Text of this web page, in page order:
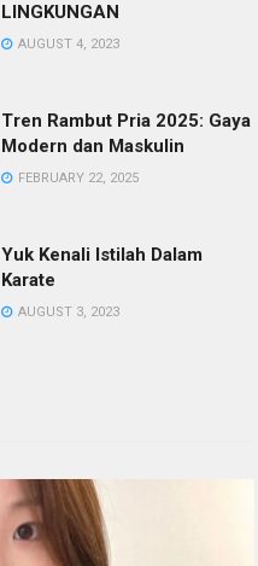
LINGKUNGAN
AUGUST 4, 2023
Tren Rambut Pria 2025: Gaya
Modern dan Maskulin
FEBRUARY 22, 2025
Yuk Kenali Istilah Dalam
Karate
AUGUST 3, 2023